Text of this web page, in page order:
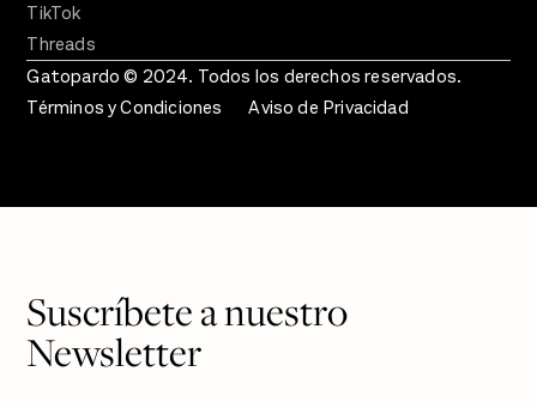
TikTok
Threads
Gatopardo © 2024. Todos los derechos reservados.
Términos y Condiciones
Aviso de Privacidad
Suscríbete a nuestro
Newsletter